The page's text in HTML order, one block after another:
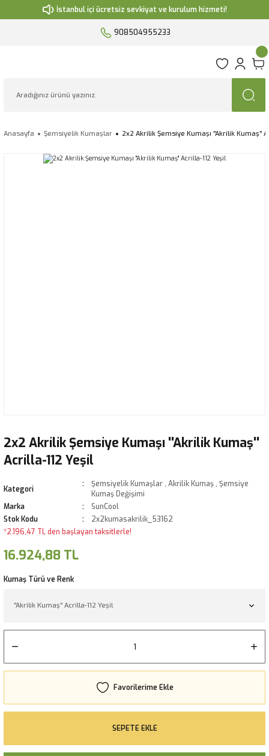
İstanbul içi ücretsiz sevkiyat ve kurulum hizmeti!
908504955233
Anasayfa Şemsiyelik Kumaşlar 2x2 Akrilik Şemsiye Kumaşı ''Akrilik Kumaş''
2x2 Akrilik Şemsiye Kumaşı ''Akrilik Kumaş''
Acrilla-112 Yeşil
Kategori
Şemsiyelik Kumaşlar , Akrilik Kumaş , Şemsiye
Kumaş Değişimi
Marka
SunCool
Stok Kodu
2x2kumasakrilik_53162
*2.196,47 TL den başlayan taksitlerle!
16.924,88 TL
Kumaş Türü ve Renk
SEPETE EKLE